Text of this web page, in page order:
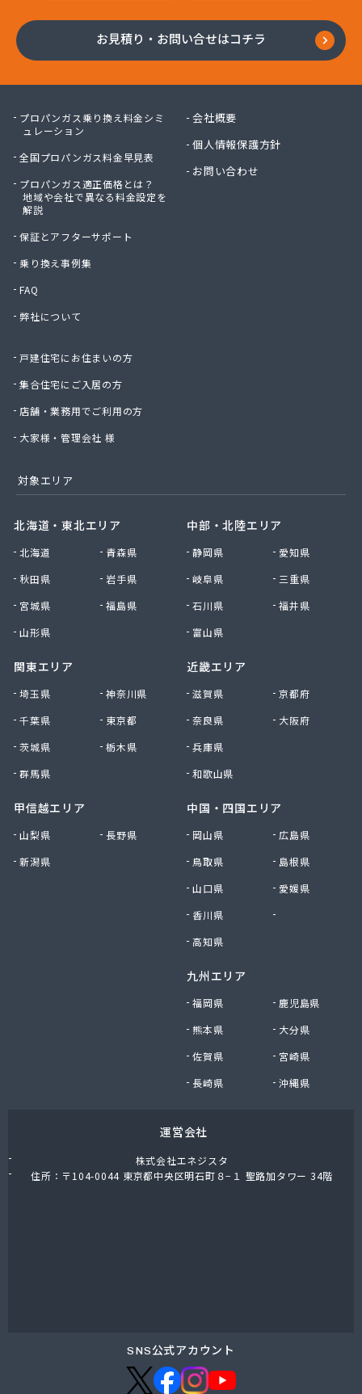
(株)奥村商会 横浜営業所
(株)宮治商店
(株)駒見守商会
(株)戸丸屋プロパン
(株)高津石油
(株)黒川石油
(株)佐山
(株)佐藤ガスサービス
(株)三友
(株)山本商店
(株)山本松五郎商店
(株)志方商事
(株)紙透商店
(株)小山グループ
(株)小長井治郎商店
(株)湘南菱油瓦斯
(株)植村商店
(株)深沢商会
(株)神奈中商事
(株)須賀商店
(株)川島商店
(株)相北商事
(株)大神設備工業
(株)大八 金沢充填所
(株)大八 港南ガスサービスセンター
(株)滝本商店
(株)長尾商店
(株)田中泰治商店
岩谷産業(株) 横須賀工場
熊谷化学(株) 湘南営業所
お見積り・お問い合せはコチラ
プロパンガス乗り換え料金シミ
ュレーション
全国プロパンガス料金早見表
プロパンガス適正価格とは？
地域や会社で異なる料金設定を
解説
保証とアフターサポート
乗り換え事例集
FAQ
弊社について
戸建住宅にお住まいの方
集合住宅にご入居の方
店舗・業務用でご利用の方
大家様・管理会社 様
会社概要
個人情報保護方針
お問い合わせ
対象エリア
北海道・東北エリア
北海道
青森県
秋田県
岩手県
宮城県
福島県
山形県
関東エリア
埼玉県
神奈川県
千葉県
東京都
茨城県
栃木県
群馬県
甲信越エリア
山梨県
長野県
新潟県
中部・北陸エリア
静岡県
愛知県
岐阜県
三重県
石川県
福井県
富山県
近畿エリア
滋賀県
京都府
奈良県
大阪府
兵庫県
和歌山県
中国・四国エリア
岡山県
広島県
鳥取県
島根県
山口県
愛媛県
香川県
高知県
九州エリア
福岡県
鹿児島県
熊本県
大分県
佐賀県
宮崎県
長崎県
沖縄県
運営会社
株式会社エネジスタ
住所：〒104-0044 東京都中央区明石町８−１ 聖路加タワー 34階
SNS公式アカウント